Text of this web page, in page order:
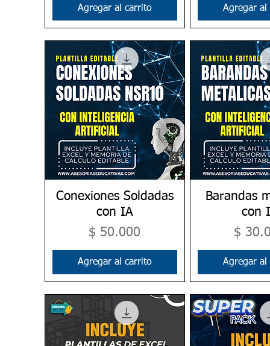
Agregar al carrito Agregar al
Vista rápida
Conexiones Soldadas
con IA
Precio
$ 50.000
Agregar al carrito
Vista
Barandas
con
Precio
$
Agregar al